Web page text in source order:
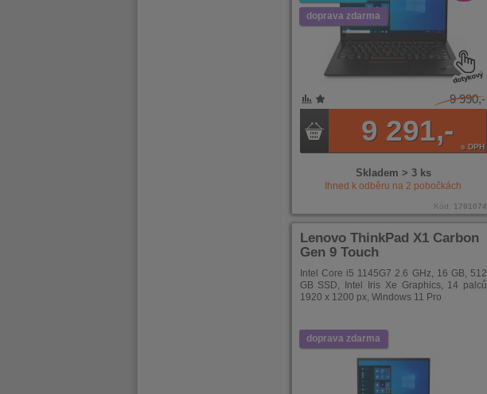
doprava zdarma
9 990,-
9 291,- s DPH
Skladem > 3 ks
Ihned k odběru na2 pobočkách
Kód: 1701074
POROVNÁNÍ
OBLÍBENÉ
Lenovo ThinkPad X1 Carbon
Gen 9 Touch
Intel Core i5 1145G7 2.6 GHz, 16 GB, 512
GB SSD, Intel Iris Xe Graphics, 14 palců
1920 x 1200 px, Windows 11 Pro
doprava zdarma